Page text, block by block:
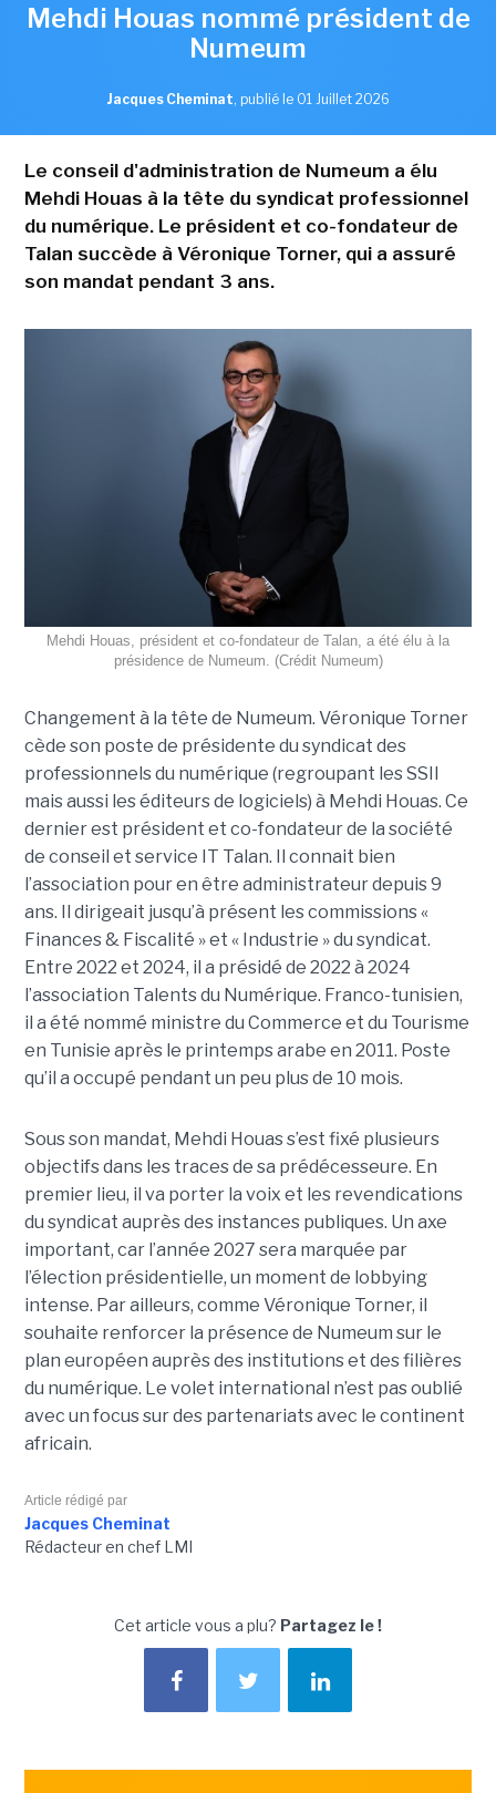
Mehdi Houas nommé président de
Numeum
Jacques Cheminat, publié le 01 Juillet 2026
Le conseil d'administration de Numeum a élu
Mehdi Houas à la tête du syndicat professionnel
du numérique. Le président et co-fondateur de
Talan succède à Véronique Torner, qui a assuré
son mandat pendant 3 ans.
Mehdi Houas, président et co-fondateur de Talan, a été élu à la
présidence de Numeum. (Crédit Numeum)
Changement à la tête de Numeum. Véronique Torner
cède son poste de présidente du syndicat des
professionnels du numérique (regroupant les SSII
mais aussi les éditeurs de logiciels) à Mehdi Houas. Ce
dernier est président et co-fondateur de la société
de conseil et service IT Talan. Il connait bien
l’association pour en être administrateur depuis 9
ans. Il dirigeait jusqu’à présent les commissions «
Finances & Fiscalité » et « Industrie » du syndicat.
Entre 2022 et 2024, il a présidé de 2022 à 2024
l’association Talents du Numérique. Franco-tunisien,
il a été nommé ministre du Commerce et du Tourisme
en Tunisie après le printemps arabe en 2011. Poste
qu’il a occupé pendant un peu plus de 10 mois.
Sous son mandat, Mehdi Houas s’est fixé plusieurs
objectifs dans les traces de sa prédécesseure. En
premier lieu, il va porter la voix et les revendications
du syndicat auprès des instances publiques. Un axe
important, car l’année 2027 sera marquée par
l’élection présidentielle, un moment de lobbying
intense. Par ailleurs, comme Véronique Torner, il
souhaite renforcer la présence de Numeum sur le
plan européen auprès des institutions et des filières
du numérique. Le volet international n’est pas oublié
avec un focus sur des partenariats avec le continent
africain.
Article rédigé par
Jacques Cheminat
Rédacteur en chef LMI
Cet article vous a plu? Partagez le !